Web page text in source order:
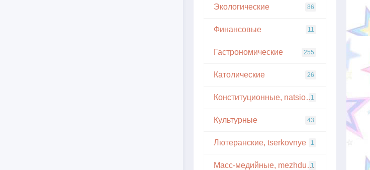
Экологические 86
Финансовые 11
Гастрономические 255
Католические 26
Конституционные, natsionalnye
1
Культурные 43
Лютеранские, tserkovnye 1
Масс-медийные, mezhdunarodnye
1